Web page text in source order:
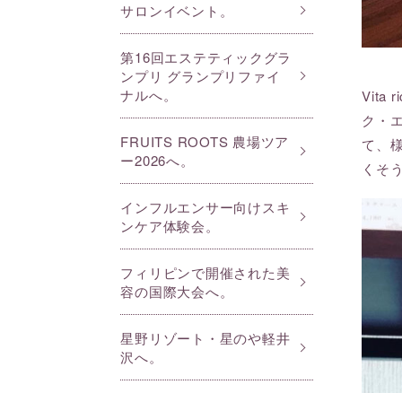
Vita
ク・
て、
くそ
サロンイベント。
第16回エステティックグラ
ンプリ グランプリファイ
ナルへ。
FRUITS ROOTS 農場ツア
ー2026へ。
インフルエンサー向けスキ
ンケア体験会。
フィリピンで開催された美
容の国際大会へ。
星野リゾート・星のや軽井
沢へ。